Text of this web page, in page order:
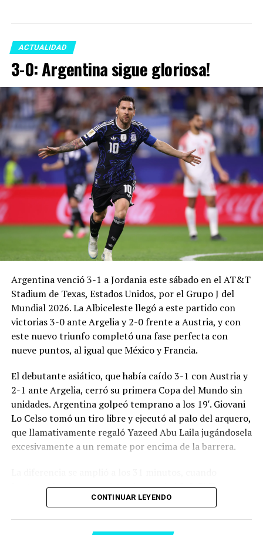
ACTUALIDAD
3-0: Argentina sigue gloriosa!
Argentina venció 3-1 a Jordania este sábado en el AT&T
Stadium de Texas, Estados Unidos, por el Grupo J del
Mundial 2026. La Albiceleste llegó a este partido con
victorias 3-0 ante Argelia y 2-0 frente a Austria, y con
este nuevo triunfo completó una fase perfecta con
nueve puntos, al igual que México y Francia.
El debutante asiático, que había caído 3-1 con Austria y
2-1 ante Argelia, cerró su primera Copa del Mundo sin
unidades. Argentina golpeó temprano a los 19′. Giovani
Lo Celso tomó un tiro libre y ejecutó al palo del arquero,
que llamativamente regaló Yazeed Abu Laila jugándosela
excesivamente a un remate por encima de la barrera.
Lautaro Martínez convirtió de penal el 2-0. El Toro
anotó su primer gol en Copas del Mundo, tras no
dentro del área sobre Marcos Senesi, que intentó ir a
CONTINUAR LEYENDO